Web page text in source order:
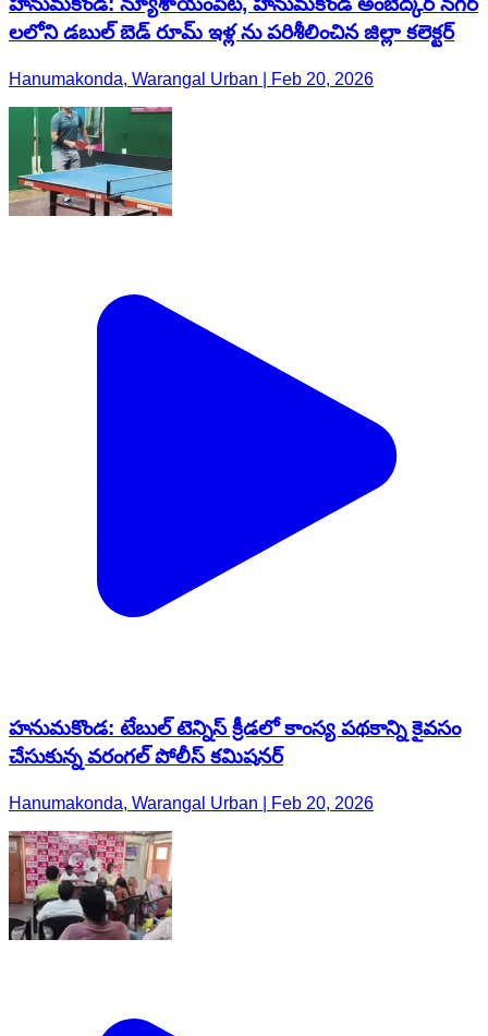
లలోని డబుల్ బెడ్ రూమ్ ఇళ్ల ను పరిశీలించిన జిల్లా కలెక్టర్
Hanumakonda, Warangal Urban | Feb 20, 2026
హనుమకొండ: టేబుల్ టెన్నిస్ క్రీడలో కాంస్య పథకాన్ని కైవసం
చేసుకున్న వరంగల్ పోలీస్ కమిషనర్
Hanumakonda, Warangal Urban | Feb 20, 2026